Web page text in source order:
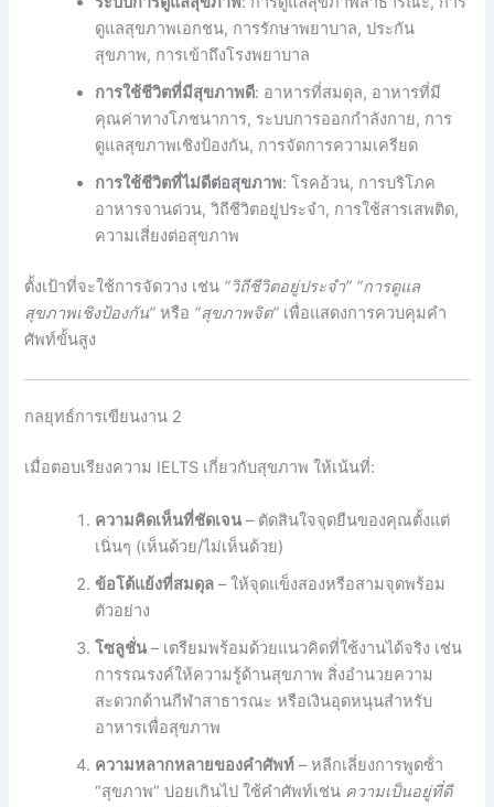
ดูแลสุขภาพเอกชน, การรักษาพยาบาล, ประกัน
สุขภาพ, การเข้าถึงโรงพยาบาล
การใช้ชีวิตที่มีสุขภาพดี: อาหารที่สมดุล, อาหารที่มี
คุณค่าทางโภชนาการ, ระบบการออกกําลังกาย, การ
ดูแลสุขภาพเชิงป้องกัน, การจัดการความเครียด
การใช้ชีวิตที่ไม่ดีต่อสุขภาพ: โรคอ้วน, การบริโภค
อาหารจานด่วน, วิถีชีวิตอยู่ประจํา, การใช้สารเสพติด,
ความเสี่ยงต่อสุขภาพ
ตั้งเป้าที่จะใช้การจัดวาง เช่น “วิถีชีวิตอยู่ประจํา” “การดูแล
สุขภาพเชิงป้องกัน” หรือ “สุขภาพจิต” เพื่อแสดงการควบคุมคํา
ศัพท์ขั้นสูง
กลยุทธ์การเขียนงาน 2
เมื่อตอบเรียงความ IELTS เกี่ยวกับสุขภาพ ให้เน้นที่:
ความคิดเห็นที่ชัดเจน – ตัดสินใจจุดยืนของคุณตั้งแต่
เนิ่นๆ (เห็นด้วย/ไม่เห็นด้วย)
ข้อโต้แย้งที่สมดุล – ให้จุดแข็งสองหรือสามจุดพร้อม
ตัวอย่าง
โซลูชั่น – เตรียมพร้อมด้วยแนวคิดที่ใช้งานได้จริง เช่น
การรณรงค์ให้ความรู้ด้านสุขภาพ สิ่งอํานวยความ
สะดวกด้านกีฬาสาธารณะ หรือเงินอุดหนุนสําหรับ
อาหารเพื่อสุขภาพ
ความหลากหลายของคําศัพท์ – หลีกเลี่ยงการพูดซ้ํา
“สุขภาพ” บ่อยเกินไป ใช้คําศัพท์เช่น ความเป็นอยู่ที่ดี